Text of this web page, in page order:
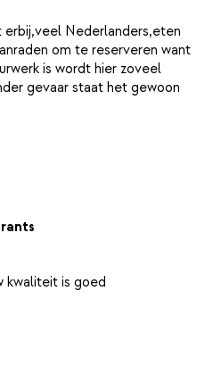
Nederlanders,eten
om te reserveren want
is wordt hier zoveel
gevaar staat het gewoon